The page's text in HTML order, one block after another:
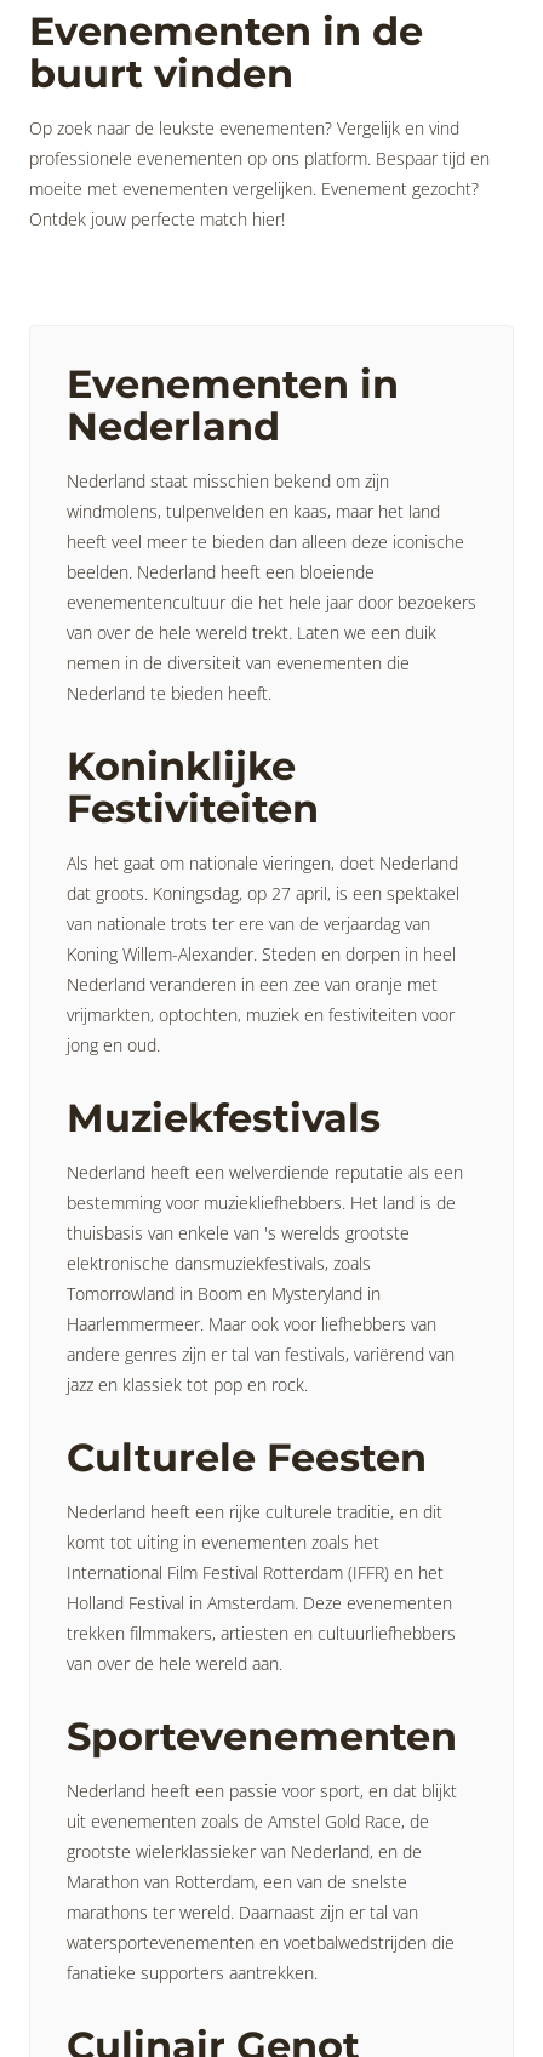
Evenementen in de
buurt vinden
Op zoek naar de leukste evenementen? Vergelijk en vind
professionele evenementen op ons platform. Bespaar tijd en
moeite met evenementen vergelijken. Evenement gezocht?
Ontdek jouw perfecte match hier!
Evenementen in
Nederland
Nederland staat misschien bekend om zijn
windmolens, tulpenvelden en kaas, maar het land
heeft veel meer te bieden dan alleen deze iconische
beelden. Nederland heeft een bloeiende
evenementencultuur die het hele jaar door bezoekers
van over de hele wereld trekt. Laten we een duik
nemen in de diversiteit van evenementen die
Nederland te bieden heeft.
Koninklijke
Festiviteiten
Als het gaat om nationale vieringen, doet Nederland
dat groots. Koningsdag, op 27 april, is een spektakel
van nationale trots ter ere van de verjaardag van
Koning Willem-Alexander. Steden en dorpen in heel
Nederland veranderen in een zee van oranje met
vrijmarkten, optochten, muziek en festiviteiten voor
jong en oud.
Muziekfestivals
Nederland heeft een welverdiende reputatie als een
bestemming voor muziekliefhebbers. Het land is de
thuisbasis van enkele van 's werelds grootste
elektronische dansmuziekfestivals, zoals
Tomorrowland in Boom en Mysteryland in
Haarlemmermeer. Maar ook voor liefhebbers van
andere genres zijn er tal van festivals, variërend van
jazz en klassiek tot pop en rock.
Culturele Feesten
Nederland heeft een rijke culturele traditie, en dit
komt tot uiting in evenementen zoals het
International Film Festival Rotterdam (IFFR) en het
Holland Festival in Amsterdam. Deze evenementen
trekken filmmakers, artiesten en cultuurliefhebbers
van over de hele wereld aan.
Sportevenementen
Nederland heeft een passie voor sport, en dat blijkt
uit evenementen zoals de Amstel Gold Race, de
grootste wielerklassieker van Nederland, en de
Marathon van Rotterdam, een van de snelste
marathons ter wereld. Daarnaast zijn er tal van
watersportevenementen en voetbalwedstrijden die
fanatieke supporters aantrekken.
Culinair Genot